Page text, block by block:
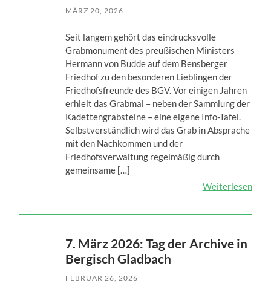
MÄRZ 20, 2026
Seit langem gehört das eindrucksvolle
Grabmonument des preußischen Ministers
Hermann von Budde auf dem Bensberger
Friedhof zu den besonderen Lieblingen der
Friedhofsfreunde des BGV. Vor einigen Jahren
erhielt das Grabmal – neben der Sammlung der
Kadettengrabsteine – eine eigene Info-Tafel.
Selbstverständlich wird das Grab in Absprache
mit den Nachkommen und der
Friedhofsverwaltung regelmäßig durch
gemeinsame […]
Weiterlesen
7. März 2026: Tag der Archive in
Bergisch Gladbach
FEBRUAR 26, 2026